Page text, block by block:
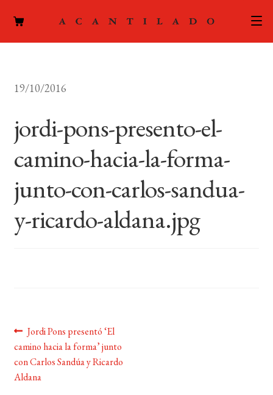
PODCAST
LA EDITORIAL
FOREIGN RIGHTS
19/10/2016
jordi-pons-presento-el-
camino-hacia-la-forma-
junto-con-carlos-sandua-
y-ricardo-aldana.jpg
Navegación
de
entradas
Anterior:
Jordi Pons presentó ‘El
camino hacia la forma’ junto
con Carlos Sandúa y Ricardo
Aldana